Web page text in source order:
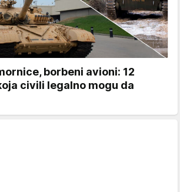
borbeni avioni: 12
civili legalno mogu da